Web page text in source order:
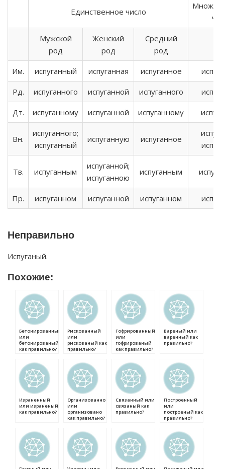
Единственное число
Мужской
род
Женский
род
Средний
род
Им. испуганный испуганная испуганное
Рд. испуганного испуганной испуганного
Дт. испуганному испуганной испуганному
Вн.
испуганного;
испуганный
испуганную испуганное
Тв. испуганным
испуганной;
испуганною
испуганным
Пр. испуганном испуганной испуганном
Неправильно
Испуганый.
Похожие:
Бетонированный
или
бетонированый
как правильно?
Рискованный
или
рискованый как
правильно?
Гофрированный
или
гофрированый
как правильно?
Вареный или
варенный как
правильно?
Израненный
или израненый
как правильно?
Организованно
или
организовано
как правильно?
Связанный или
связаный как
правильно?
Построенный
или
построеный как
правильно?